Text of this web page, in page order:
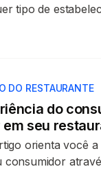
tipo de
DO RESTAURANTE
do
seu
orienta você
consumidor